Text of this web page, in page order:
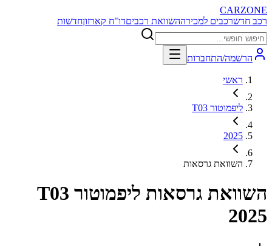
CARZONE
רכב חדשרכבים למכירההשוואת רכביםדו"ח קארזוןחדשות
הרשמה/התחברות
ראשי
ליפמוטור T03
2025
השוואת גרסאות
השוואת גרסאות
ליפמוטור T03
2025